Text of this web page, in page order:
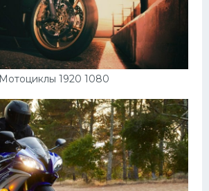
Мотоциклы 1920 1080